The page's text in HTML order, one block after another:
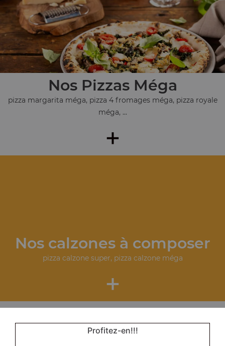
Nos Pizzas Méga
pizza margarita méga, pizza 4 fromages méga, pizza royale
méga, ...
+
Nos calzones à composer
pizza calzone super, pizza calzone méga
+
Profitez-en!!!